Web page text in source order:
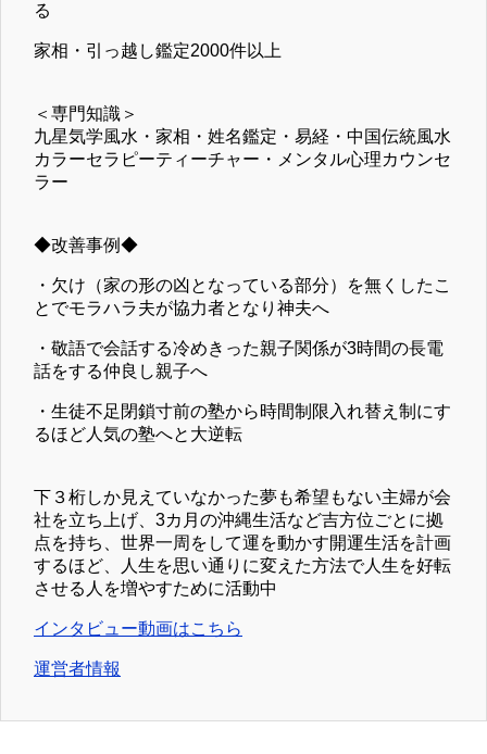
る
家相・引っ越し鑑定2000件以上
＜専門知識＞
九星気学風水・家相・姓名鑑定・易経・中国伝統風水
カラーセラピーティーチャー・メンタル心理カウンセ
ラー
◆改善事例◆
・欠け（家の形の凶となっている部分）を無くしたこ
とでモラハラ夫が協力者となり神夫へ
・敬語で会話する冷めきった親子関係が3時間の長電
話をする仲良し親子へ
・生徒不足閉鎖寸前の塾から時間制限入れ替え制にす
るほど人気の塾へと大逆転
下３桁しか見えていなかった夢も希望もない主婦が会
社を立ち上げ、3カ月の沖縄生活など吉方位ごとに拠
点を持ち、世界一周をして運を動かす開運生活を計画
するほど、人生を思い通りに変えた方法で人生を好転
させる人を増やすために活動中
インタビュー動画はこちら
運営者情報